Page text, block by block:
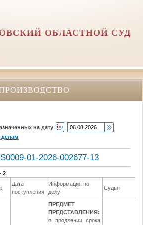
ОБЛАСТНОЙ СУД
на дату
01-2026-002677-13
-2
Дата
поступления
Информация по
делу
Судья
ПРЕДМЕТ
ПРЕДСТАВЛЕНИЯ:
о продлении срока